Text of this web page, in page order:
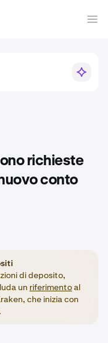
richieste
conto
di deposito,
un riferimentoal
che inizia con